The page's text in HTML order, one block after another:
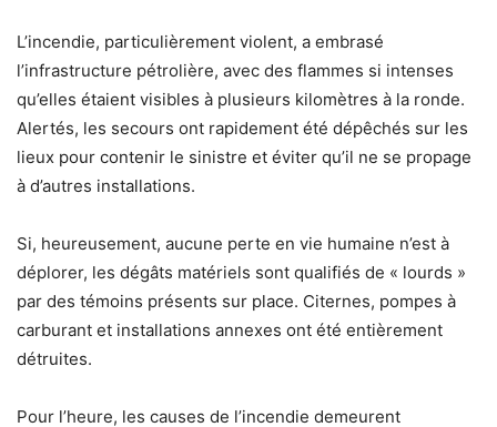
L’incendie, particulièrement violent, a embrasé
l’infrastructure pétrolière, avec des flammes si intenses
qu’elles étaient visibles à plusieurs kilomètres à la ronde.
Alertés, les secours ont rapidement été dépêchés sur les
lieux pour contenir le sinistre et éviter qu’il ne se propage
à d’autres installations.
Si, heureusement, aucune perte en vie humaine n’est à
déplorer, les dégâts matériels sont qualifiés de « lourds »
par des témoins présents sur place. Citernes, pompes à
carburant et installations annexes ont été entièrement
détruites.
Pour l’heure, les causes de l’incendie demeurent